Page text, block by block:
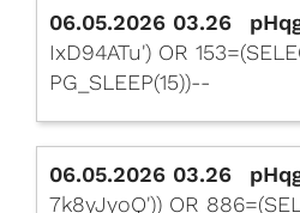
06.05.2026 03.26
IxD94ATu') OR
PG_SLEEP(15))--
06.05.2026 03.26
7k8yJyoQ')) OR